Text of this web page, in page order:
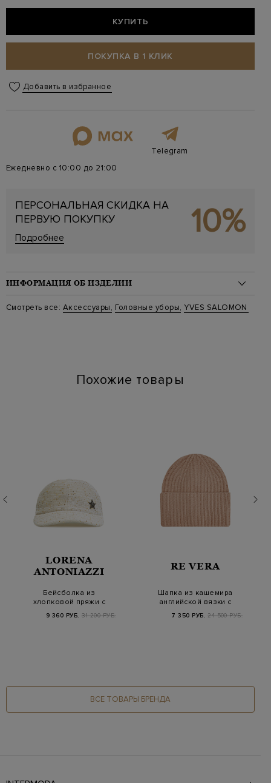
КУПИТЬ
ПОКУПКА В 1 КЛИК
Добавить в избранное
Telegram
Ежедневно с 10:00 до 21:00
ПЕРСОНАЛЬНАЯ СКИДКА НА
ПЕРВУЮ ПОКУПКУ
Подробнее 10%
ИНФОРМАЦИЯ ОБ ИЗДЕЛИИ
Материал: мех ягненка 100%
Стиль: Повязки
Смотреть все: Аксессуары, Головные уборы,YVES SALOMON
Похожие товары
LORENA
ANTONIAZZI
Бейсболка из
хлопковой пряжи с
пайетками
9 360 РУБ. 31 200 РУБ.
RE VERA
Шапка из кашемира
английской вязки с
7 350 РУБ. 24 500 РУБ.
ВСЕ ТОВАРЫ БРЕНДА